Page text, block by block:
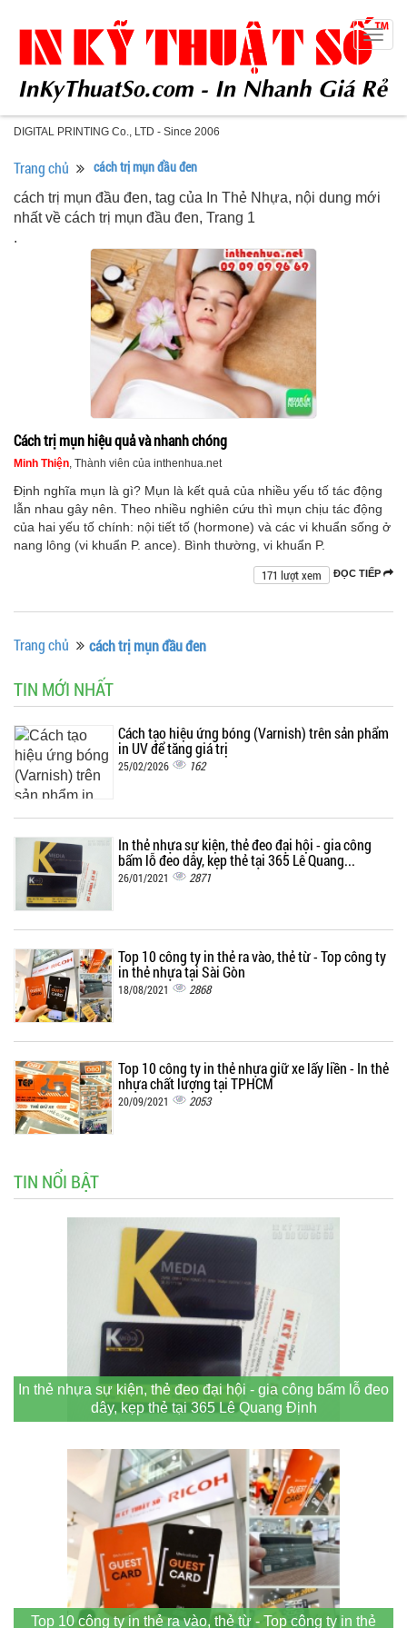
DIGITAL PRINTING Co., LTD - Since 2006
Trang chủ cách trị mụn đầu đen
cách trị mụn đầu đen, tag của In Thẻ Nhựa, nội dung mới
nhất về cách trị mụn đầu đen, Trang 1
.
Cách trị mụn hiệu quả và nhanh chóng
Minh Thiện, Thành viên của inthenhua.net
Định nghĩa mụn là gì? Mụn là kết quả của nhiều yếu tố tác động
lẫn nhau gây nên. Theo nhiều nghiên cứu thì mụn chịu tác động
của hai yếu tố chính: nội tiết tố (hormone) và các vi khuẩn sống ở
nang lông (vi khuẩn P. ance). Bình thường, vi khuẩn P.
ĐỌC TIẾP
171 lượt xem
Trang chủ cách trị mụn đầu đen
TIN MỚI NHẤT
Cách tạo hiệu ứng bóng (Varnish) trên sản phẩm
in UV để tăng giá trị
25/02/2026 162
In thẻ nhựa sự kiện, thẻ đeo đại hội - gia công
bấm lỗ đeo dây, kẹp thẻ tại 365 Lê Quang...
26/01/2021 2871
Top 10 công ty in thẻ ra vào, thẻ từ - Top công ty
in thẻ nhựa tại Sài Gòn
18/08/2021 2868
Top 10 công ty in thẻ nhựa giữ xe lấy liền - In thẻ
nhựa chất lượng tại TPHCM
20/09/2021 2053
TIN NỔI BẬT
In thẻ nhựa sự kiện, thẻ đeo đại hội - gia công bấm lỗ đeo
dây, kẹp thẻ tại 365 Lê Quang Định
Top 10 công ty in thẻ ra vào, thẻ từ - Top công ty in thẻ